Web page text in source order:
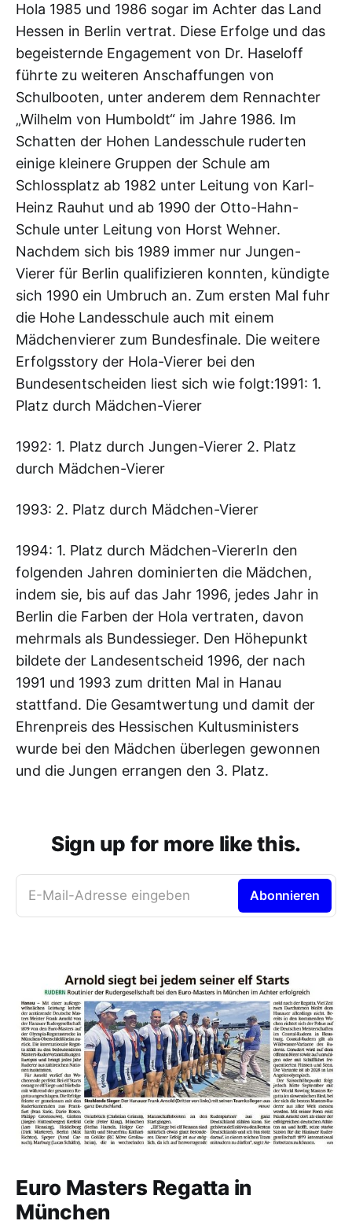
Hola 1985 und 1986 sogar im Achter das Land
Hessen in Berlin vertrat. ‌‌Diese Erfolge und das
begeisternde Engagement von Dr. Haseloff
führte zu weiteren Anschaffungen von
Schulbooten, unter anderem dem Rennachter
„Wilhelm von Humboldt“ im Jahre 1986.‌‌ Im
Schatten der Hohen Landesschule ruderten
einige kleinere Gruppen der Schule am
Schlossplatz ab 1982 unter Leitung von Karl-
Heinz Rauhut und ab 1990 der Otto-Hahn-
Schule unter Leitung von Horst Wehner.
Nachdem sich bis 1989 immer nur Jungen-
Vierer für Berlin qualifizieren konnten, kündigte
sich 1990 ein Umbruch an. Zum ersten Mal fuhr
die Hohe Landesschule auch mit einem
Mädchenvierer zum Bundesfinale. Die weitere
Erfolgsstory der Hola-Vierer bei den
Bundesentscheiden liest sich wie folgt:‌‌‌‌1991: 1.
Platz durch Mädchen-Vierer
‌‌1992: 1. Platz durch Jungen-Vierer 2. Platz
durch Mädchen-Vierer
1993: 2. Platz durch Mädchen-Vierer
‌‌1994: 1. Platz durch Mädchen-Vierer‌‌‌‌In den
folgenden Jahren dominierten die Mädchen,
indem sie, bis auf das Jahr 1996, jedes Jahr in
Berlin die Farben der Hola vertraten, davon
mehrmals als Bundessieger. ‌‌Den Höhepunkt
bildete der Landesentscheid 1996, der nach
1991 und 1993 zum dritten Mal in Hanau
stattfand. Die Gesamtwertung und damit der
Ehrenpreis des Hessischen Kultusministers
wurde bei den Mädchen überlegen gewonnen
und die Jungen errangen den 3. Platz.
Sign up for more like this.
E-Mail-Adresse eingeben Abonnieren
Euro Masters Regatta in
München